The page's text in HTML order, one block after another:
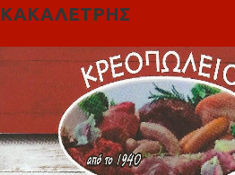
ΚΑΚΑΛΕΤΡΗΣ